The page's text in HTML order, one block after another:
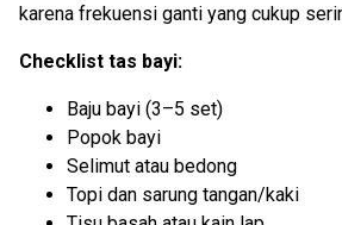
karena frekuensi ganti yang cukup
Checklist tas bayi:
Baju bayi (3–5 set)
Popok bayi
Selimut atau bedong
Topi dan sarung tangan/kaki